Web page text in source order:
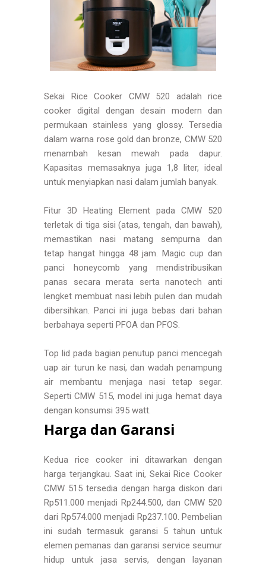
Sekai Rice Cooker CMW 520 adalah rice
cooker digital dengan desain modern dan
permukaan stainless yang glossy. Tersedia
dalam warna rose gold dan bronze, CMW 520
menambah kesan mewah pada dapur.
Kapasitas memasaknya juga 1,8 liter, ideal
untuk menyiapkan nasi dalam jumlah banyak.
Fitur 3D Heating Element pada CMW 520
terletak di tiga sisi (atas, tengah, dan bawah),
memastikan nasi matang sempurna dan
tetap hangat hingga 48 jam. Magic cup dan
panci honeycomb yang mendistribusikan
panas secara merata serta nanotech anti
lengket membuat nasi lebih pulen dan mudah
dibersihkan. Panci ini juga bebas dari bahan
berbahaya seperti PFOA dan PFOS.
Top lid pada bagian penutup panci mencegah
uap air turun ke nasi, dan wadah penampung
air membantu menjaga nasi tetap segar.
Seperti CMW 515, model ini juga hemat daya
dengan konsumsi 395 watt.
Harga dan Garansi
Kedua rice cooker ini ditawarkan dengan
harga terjangkau. Saat ini, Sekai Rice Cooker
CMW 515 tersedia dengan harga diskon dari
Rp511.000 menjadi Rp244.500, dan CMW 520
dari Rp574.000 menjadi Rp237.100. Pembelian
ini sudah termasuk garansi 5 tahun untuk
elemen pemanas dan garansi service seumur
hidup untuk jasa servis, dengan layanan